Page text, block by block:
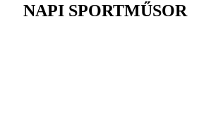
NAPI SPORTMŰSOR